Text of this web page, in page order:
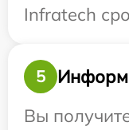
Infratech
5
Вы